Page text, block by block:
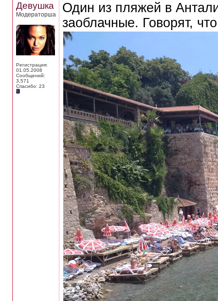
Девушка
Модераторша
Регистрация:
01.05.2008
Сообщений:
3,571
Спасибо: 23
Один из пляжей в
заоблачные. Говорят,